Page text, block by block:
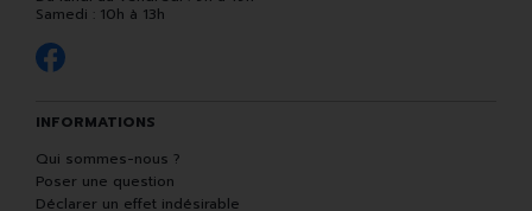
Samedi : 10h à 13h
INFORMATIONS
Qui sommes-nous ?
Poser une question
Déclarer un effet indésirable